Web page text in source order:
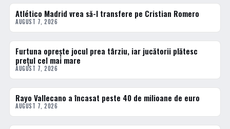
FOTBAL EXTERN
Atlético Madrid vrea să-l transfere pe Cristian Romero
AUGUST 7, 2026
FOTBAL EXTERN
Furtuna oprește jocul prea târziu, iar jucătorii plătesc
prețul cel mai mare
AUGUST 7, 2026
FOTBAL EXTERN
Rayo Vallecano a încasat peste 40 de milioane de euro
AUGUST 7, 2026